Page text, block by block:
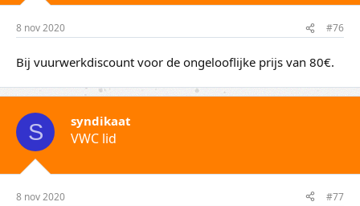
8 nov 2020 #76
Bij vuurwerkdiscount voor de ongelooflijke prijs van 80€.
S syndikaat
VWC lid
8 nov 2020 #77